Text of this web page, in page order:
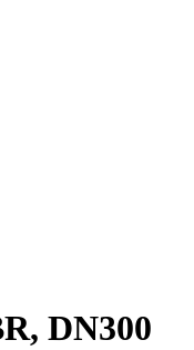
DN300